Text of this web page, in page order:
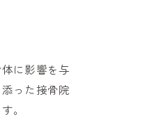
に影響を与
った接骨院
。